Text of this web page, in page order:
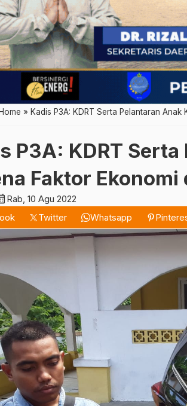
Home » Kadis P3A: KDRT Serta Pelantaran
P3A: KDRT
Faktor
Rab, 10 Agu 2022
Twitter Whatsapp